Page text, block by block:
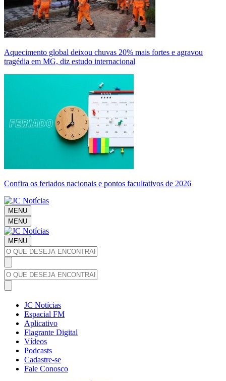
Aquecimento global deixou chuvas 20% mais fortes e agravou
tragédia em MG, diz estudo internacional
Confira os feriados nacionais e pontos facultativos de 2026
MENU
MENU
MENU
JC Notícias
Espacial FM
Aplicativo
Flagrante Digital
Vídeos
Podcasts
Cadastre-se
Fale Conosco